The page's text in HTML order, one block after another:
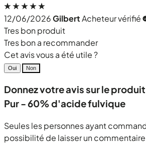
12/06/2026GilbertAcheteur vérifié
Tres bon produit
Tres bon a recommander
Cet avis vous a été utile ?
Oui Non
Donnez votre avis sur le
Pur - 60% d'acide fulvique
Seules les personnes ayant
possibilité de laisser un